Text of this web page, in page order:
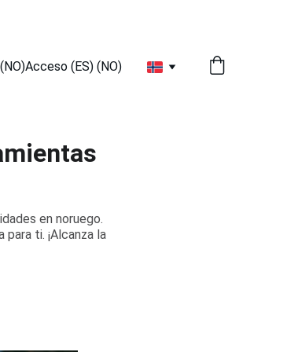
Acceso (ES) (NO)
en noruego.
ti. ¡Alcanza la